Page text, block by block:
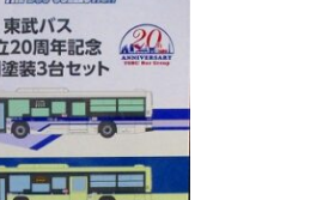
トトロ
ルパン三世
「トミカ」全て
赤箱トミカ
ドリームトミカ
マーベルトミカ
トミカ プレミアム
警察車両
トミーテック
買取品
マツダ
バス
仮面ライダー
食玩など
ドラゴンボールZ
奇譚クラブ
ワンピース